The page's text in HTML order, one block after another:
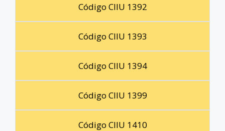
Código CIIU 1392
Código CIIU 1393
Código CIIU 1394
Código CIIU 1399
Código CIIU 1410